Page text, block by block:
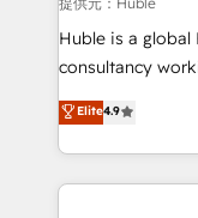
Get your sales
pipeline and
growth • Create
buyers • Use AI to scale
Huble is a
consultancy
businesses. We go beyond implementation, shaping
the strategy,
HubSpot into a
HubSpot's
Elite4.9